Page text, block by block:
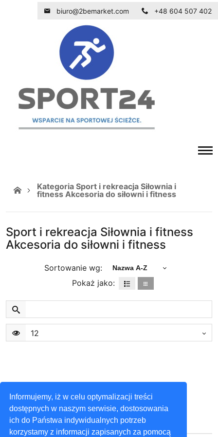
Informujemy, iż w celu optymalizacji treści
dostępnych w naszym serwisie, dostosowania
ich do Państwa indywidualnych potrzeb
korzystamy z informacji zapisanych za pomocą
biuro@2bemarket.com +48 604 507 402
Kategoria Sport i rekreacja Siłownia i
fitness Akcesoria do siłowni i fitness
Sport i rekreacja Siłownia i fitness
Akcesoria do siłowni i fitness
Sortowanie wg: Nazwa A-Z
Pokaż jako:
12